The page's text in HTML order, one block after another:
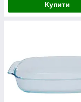
Купити